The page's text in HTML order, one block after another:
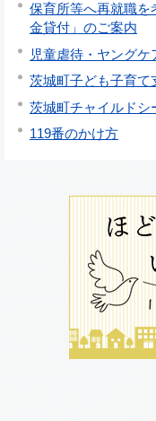
保育所等へ再就職を
金貸付」のご案内
児童虐待・ヤングケ
茨城町子ども子育て
茨城町チャイルドシ
119番のかけ方